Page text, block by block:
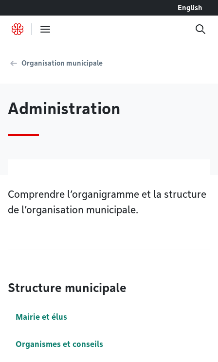
English
Organisation municipale
Administration
Comprendre l’organigramme et la structure
de l’organisation municipale.
Structure municipale
Mairie et élus
Organismes et conseils